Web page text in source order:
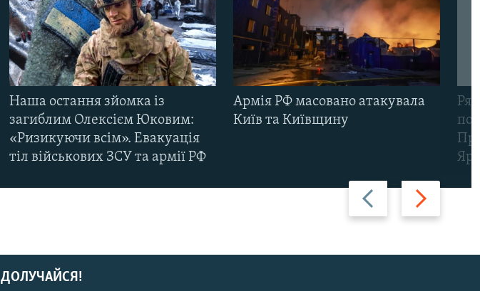
Назад Вперед
Наша остання зйомка із
загиблим Олексієм Юковим:
«Ризикуючи всім». Евакуація
тіл військових ЗСУ та армії РФ
Армія РФ масовано атакувала
Київ та Київщину
ДОЛУЧАЙСЯ!